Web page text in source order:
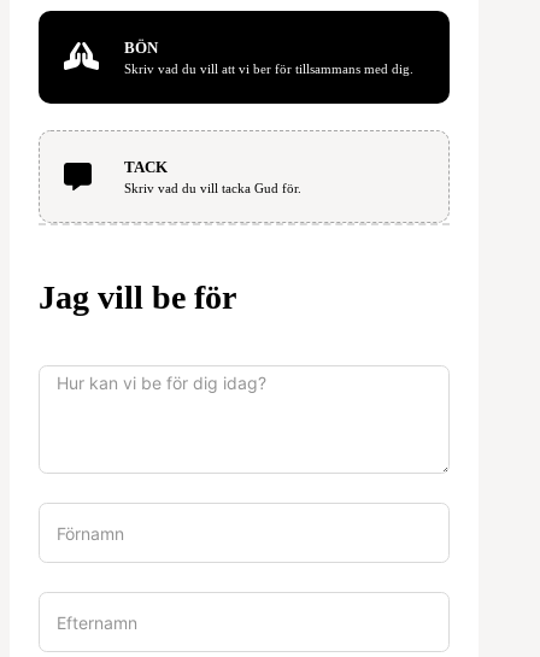
BÖN
Skriv vad du vill att vi ber för tillsammans med dig.
TACK
Skriv vad du vill tacka Gud för.
Jag vill be för